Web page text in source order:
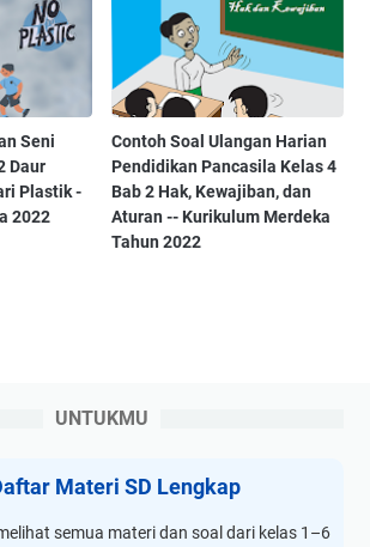
Seni
Daur
Plastik -
2022
Contoh Soal Ulangan Harian
Pendidikan Pancasila Kelas 4
Bab 2 Hak, Kewajiban, dan
Aturan -- Kurikulum Merdeka
Tahun 2022
UNTUKMU
Materi SD Lengkap
semua materi dan soal dari kelas 1–6